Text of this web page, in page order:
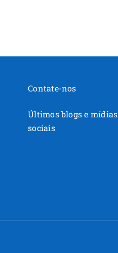
Contate-nos
Últimos blogs e mídias
sociais